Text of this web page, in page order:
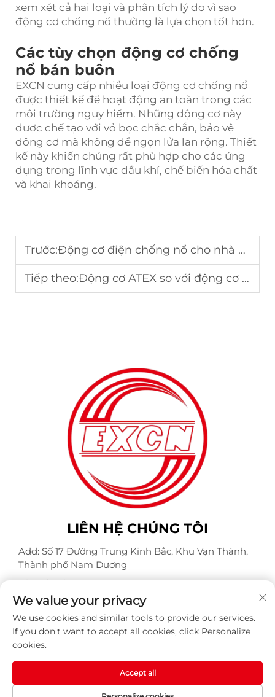
xem xét cả hai loại và phân tích lý do vì sao
động cơ chống nổ thường là lựa chọn tốt hơn.
Các tùy chọn động cơ chống
nổ bán buôn
EXCN cung cấp nhiều loại động cơ chống nổ
được thiết kế để hoạt động an toàn trong các
môi trường nguy hiểm. Những động cơ này
được chế tạo với vỏ bọc chắc chắn, bảo vệ
động cơ mà không để ngọn lửa lan rộng. Thiết
kế này khiến chúng rất phù hợp cho các ứng
dụng trong lĩnh vực dầu khí, chế biến hóa chất
và khai khoáng.
Trước:Động cơ điện chống nổ cho nhà máy ô tô: Hiệu quả dây chuyền lắp ráp
Tiếp theo:Động cơ ATEX so với động cơ Ex d: Sự khác biệt về chứng nhận và ứng dụng
LIÊN HỆ CHÚNG TÔI
Add: Số 17 Đường Trung Kinh Bắc, Khu Vạn Thành,
Thành phố Nam Dương
Điện thoại:+86-400-0491-999
Thư điện tử:[email protected]
Bản quyền © Công ty TNHH Động cơ Weite Chống Nổ
Nam Dương. Mọi quyền được bảo lưu -Chính sách bảo
mật-Blog
We value your privacy
We use cookies and similar tools to provide our services.
If you don't want to accept all cookies, click Personalize
cookies.
Accept all